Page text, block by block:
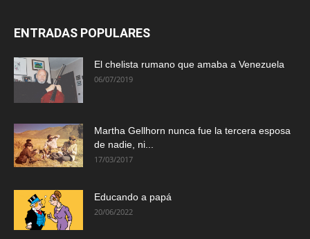
ENTRADAS POPULARES
El chelista rumano que amaba a Venezuela
06/07/2019
Martha Gellhorn nunca fue la tercera esposa
de nadie, ni...
17/03/2017
Educando a papá
20/06/2022